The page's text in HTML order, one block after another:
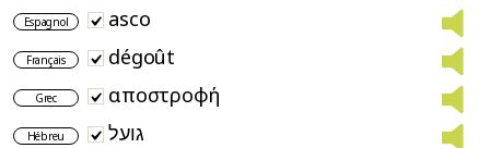
Espagnol asco
Français dégoût
Grec αποστροφή
Hébreu גועל